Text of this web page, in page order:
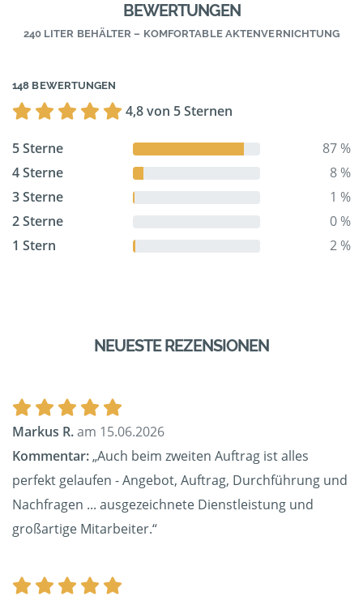
BEWERTUNGEN
240 LITER BEHÄLTER – KOMFORTABLE AKTENVERNICHTUNG
148 BEWERTUNGEN
4,8 von 5 Sternen
5 Sterne
87 %
4 Sterne
8 %
3 Sterne
1 %
2 Sterne
0 %
1 Stern
2 %
NEUESTE REZENSIONEN
Markus R.am 15.06.2026
Kommentar:„Auch beim zweiten Auftrag ist alles
perfekt gelaufen - Angebot, Auftrag, Durchführung und
Nachfragen ... ausgezeichnete Dienstleistung und
großartige Mitarbeiter.“